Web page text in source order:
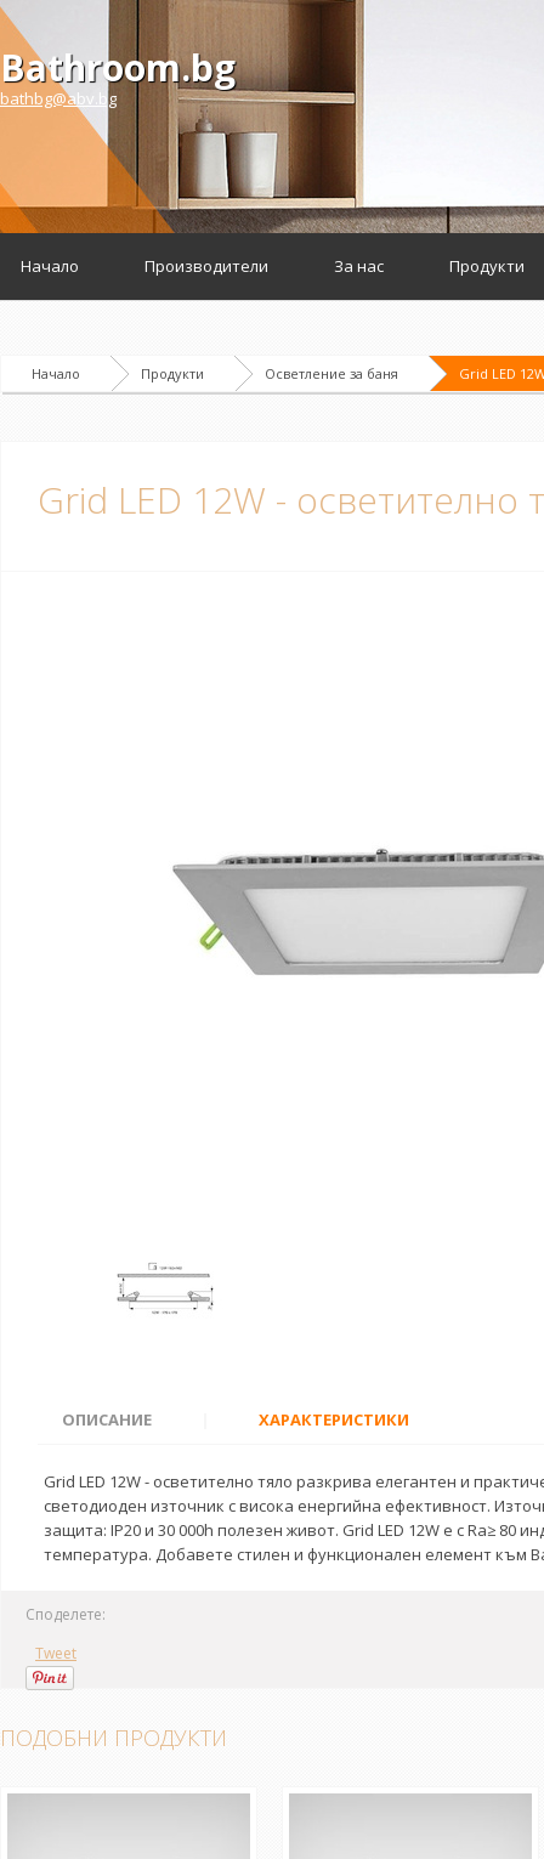
Bathroom.bg
bathbg@abv.bg
Начало Производители За нас Продукти
Начало Продукти Осветление за баня Grid LED
Grid LED 12W - осветително
ОПИСАНИЕ ХАРАКТЕРИСТИКИ
Grid LED 12W - осветително тяло разкрива елегантен и
светодиоден източник с висока енергийна ефективност.
защита: IP20 и 30 000h полезен живот. Grid LED 12W е с Ra≥
температура. Добавете стилен и функционален елемент към
Споделете:
Tweet
ПОДОБНИ ПРОДУКТИ